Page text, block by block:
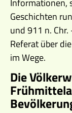
Geschichten
und 911 n.
Referat über
im Wege.
Die